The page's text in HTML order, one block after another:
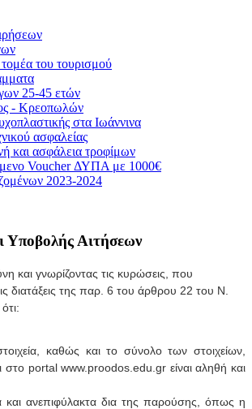
του τουρισμού
25-45 ετών
- Κρεοπωλών
στα Ιωάννινα
ασφαλείας
και ασφάλεια τροφίμων
Voucher ΔΥΠΑ με 1000€
2023-2024
Υποβολής Αιτήσεων
και γνωρίζοντας τις κυρώσεις, που
διατάξεις της παρ. 6 του άρθρου 22 του Ν.
καθώς και το σύνολο των στοιχείων,
portal www.proodos.edu.gr είναι αληθή και
και ανεπιφύλακτα δια της παρούσης, όπως η